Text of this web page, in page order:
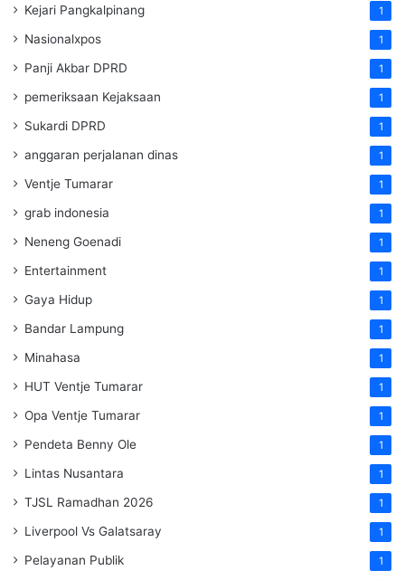
Kejari Pangkalpinang 1
Nasionalxpos 1
Panji Akbar DPRD 1
pemeriksaan Kejaksaan 1
Sukardi DPRD 1
anggaran perjalanan dinas 1
Ventje Tumarar 1
grab indonesia 1
Neneng Goenadi 1
Entertainment 1
Gaya Hidup 1
Bandar Lampung 1
Minahasa 1
HUT Ventje Tumarar 1
Opa Ventje Tumarar 1
Pendeta Benny Ole 1
Lintas Nusantara 1
TJSL Ramadhan 2026 1
Liverpool Vs Galatsaray 1
Pelayanan Publik 1